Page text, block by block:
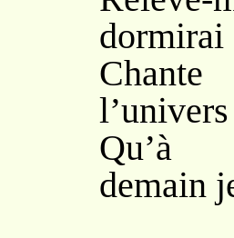
dormirai
Qu’à
demain